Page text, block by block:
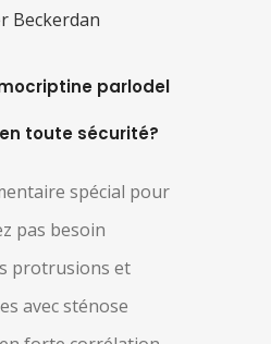
Beckerdan
parlodel
toute sécurité?
spécial pour
pas besoin
protrusions et
avec sténose